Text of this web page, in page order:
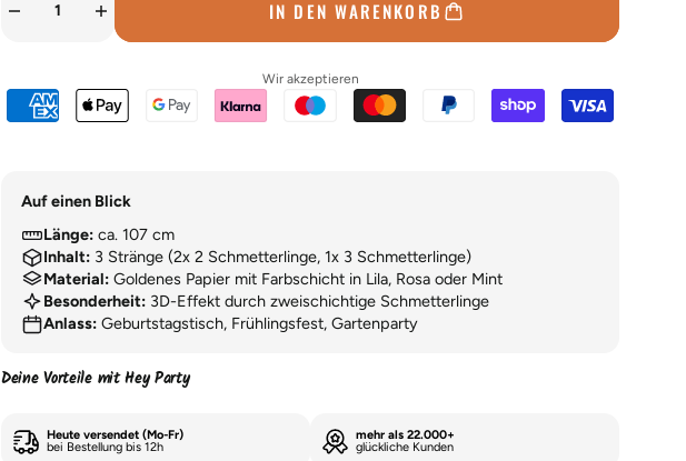
IN DEN WARENKORB
Wir akzeptieren
Auf einen Blick
Länge: ca. 107 cm
Inhalt: 3 Stränge (2x 2 Schmetterlinge, 1x 3 Schmetterlinge)
Material: Goldenes Papier mit Farbschicht in Lila, Rosa oder Mint
Besonderheit: 3D-Effekt durch zweischichtige Schmetterlinge
Anlass: Geburtstagstisch, Frühlingsfest, Gartenparty
Deine Vorteile mit Hey Party
Heute versendet (Mo-Fr)
bei Bestellung bis 12h
mehr als 22.000+
glückliche Kunden